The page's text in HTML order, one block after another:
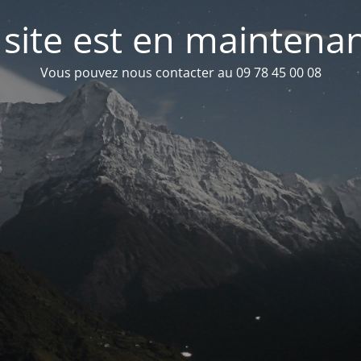
est en
Vous pouvez nous contacter au 09 78 45 00 08